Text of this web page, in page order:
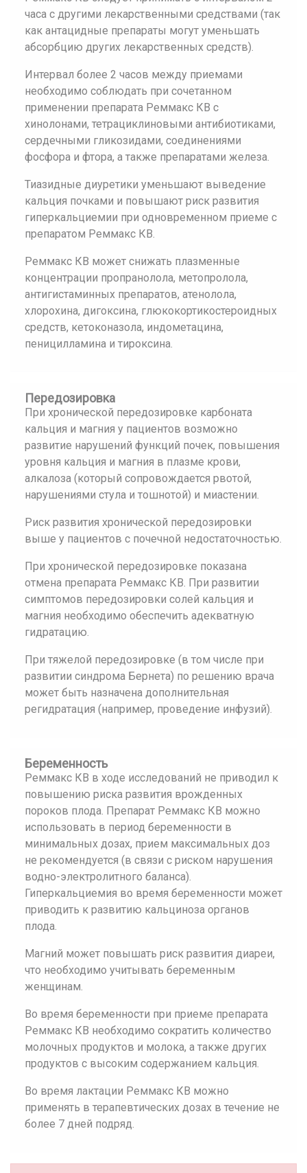
часа с другими лекарственными средствами (так
как антацидные препараты могут уменьшать
абсорбцию других лекарственных средств).
Интервал более 2 часов между приемами
необходимо соблюдать при сочетанном
применении препарата Реммакс КВ с
хинолонами, тетрациклиновыми антибиотиками,
сердечными гликозидами, соединениями
фосфора и фтора, а также препаратами железа.
Тиазидные диуретики уменьшают выведение
кальция почками и повышают риск развития
гиперкальциемии при одновременном приеме с
препаратом Реммакс КВ.
Реммакс КВ может снижать плазменные
концентрации пропранолола, метопролола,
антигистаминных препаратов, атенолола,
хлорохина, дигоксина, глюкокортикостероидных
средств, кетоконазола, индометацина,
пеницилламина и тироксина.
Передозировка
При хронической передозировке карбоната
кальция и магния у пациентов возможно
развитие нарушений функций почек, повышения
уровня кальция и магния в плазме крови,
алкалоза (который сопровождается рвотой,
нарушениями стула и тошнотой) и миастении.
Риск развития хронической передозировки
выше у пациентов с почечной недостаточностью.
При хронической передозировке показана
отмена препарата Реммакс КВ. При развитии
симптомов передозировки солей кальция и
магния необходимо обеспечить адекватную
гидратацию.
При тяжелой передозировке (в том числе при
развитии синдрома Бернета) по решению врача
может быть назначена дополнительная
регидратация (например, проведение инфузий).
Беременность
Реммакс КВ в ходе исследований не приводил к
повышению риска развития врожденных
пороков плода. Препарат Реммакс КВ можно
использовать в период беременности в
минимальных дозах, прием максимальных доз
не рекомендуется (в связи с риском нарушения
водно-электролитного баланса).
Гиперкальциемия во время беременности может
приводить к развитию кальциноза органов
плода.
Магний может повышать риск развития диареи,
что необходимо учитывать беременным
женщинам.
Во время беременности при приеме препарата
Реммакс КВ необходимо сократить количество
молочных продуктов и молока, а также других
продуктов с высоким содержанием кальция.
Во время лактации Реммакс КВ можно
применять в терапевтических дозах в течение не
более 7 дней подряд.